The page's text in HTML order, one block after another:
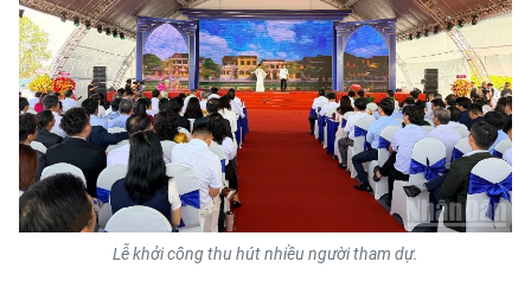
RADIO
MEDIA CENTER
E-Magazine
Video
Media Chính trị
Lễ khởi công thu hút nhiều người tham dự.